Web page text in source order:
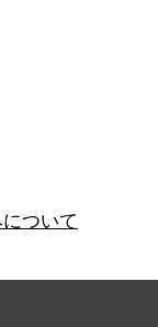
ついて